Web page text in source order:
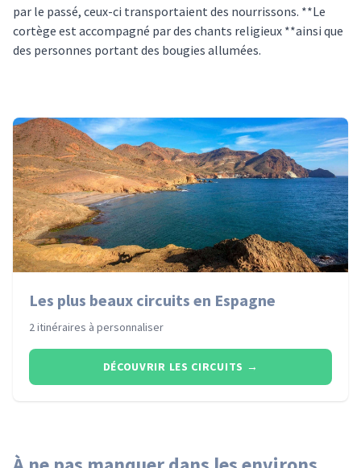
par le passé, ceux-ci transportaient des nourrissons. **Le
cortège est accompagné par des chants religieux **ainsi que
des personnes portant des bougies allumées.
Les plus beaux circuits en Espagne
2 itinéraires à personnaliser
DÉCOUVRIR LES CIRCUITS →